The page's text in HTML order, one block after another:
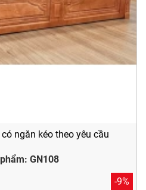
ngăn kéo theo yêu cầu
GN108
-9%